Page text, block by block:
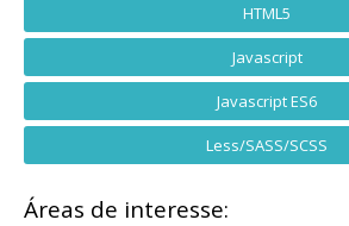
HTML5
Javascript
Javascript ES6
Less/SASS/SCSS
Áreas de interesse: